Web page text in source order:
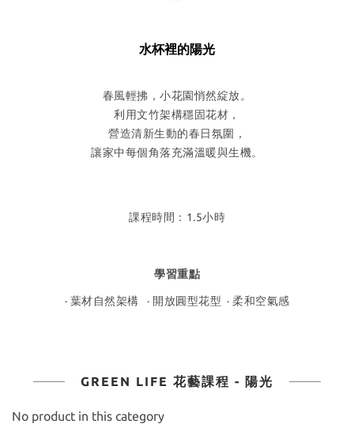
水杯裡的陽光
春風輕拂，小花園悄然綻放。
利用文竹架構穩固花材，
營造清新生動的春日氛圍，
讓家中每個角落充滿溫暖與生機。
課程時間：1.5小時
學習重點
· 葉材自然架構 · 開放圓型花型 · 柔和空氣感
GREEN LIFE 花藝課程 - 陽光
No product in this category